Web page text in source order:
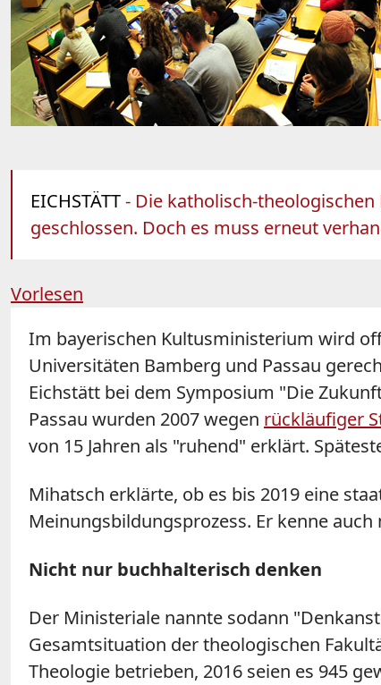
EICHSTÄTT- Die katholisch-
geschlossen. Doch es muss erneut
Vorlesen
Im bayerischen Kultusministerium wird
Universitäten Bamberg und Passau
Eichstätt bei dem Symposium "Die
Passau wurden 2007 wegen rückläufiger
von 15 Jahren als "ruhend" erklärt.
Mihatsch erklärte, ob es bis 2019 eine
Meinungsbildungsprozess. Er kenne
Nicht nur buchhalterisch denken
Der Ministeriale nannte sodann
Gesamtsituation der theologischen
Theologie betrieben, 2016 seien es 945